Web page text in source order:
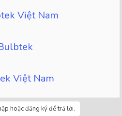
Việt Nam
Việt Nam
hoặc đăng ký để trả lời.